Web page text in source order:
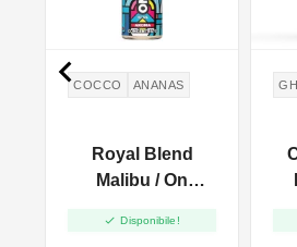
COCCO ANANAS
Royal Blend
Malibu / On
Shot - 10ml
 Disponibile!
